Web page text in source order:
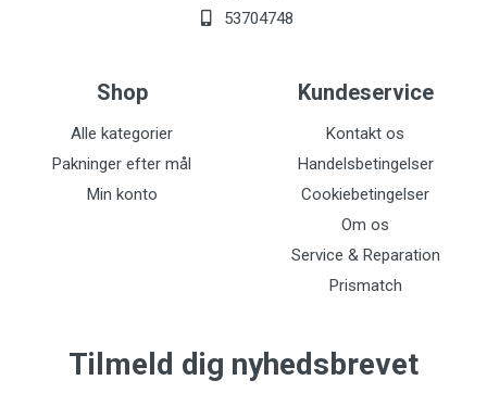
53704748
Shop
Alle kategorier
Pakninger efter mål
Min konto
Kundeservice
Kontakt os
Handelsbetingelser
Cookiebetingelser
Om os
Service & Reparation
Prismatch
Tilmeld dig nyhedsbrevet